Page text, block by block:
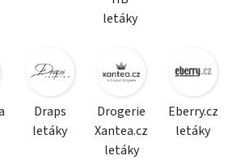
letáky
Draps
letáky
Drogerie
Xantea.cz
letáky
Eberry.cz
letáky